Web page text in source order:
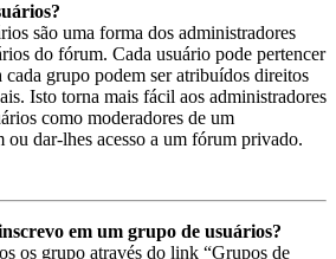
são uma forma dos administradores
do fórum. Cada usuário pode pertencer
cada grupo podem ser atribuídos direitos
Isto torna mais fácil aos administradores
como moderadores de um
ou dar-lhes acesso a um fórum privado.
em um grupo de usuários?
os grupo através do link “Grupos de